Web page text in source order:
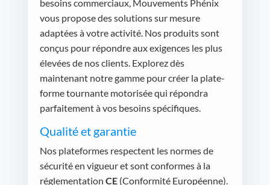
besoins commerciaux, Mouvements Phénix
vous propose des solutions sur mesure
adaptées à votre activité. Nos produits sont
conçus pour répondre aux exigences les plus
élevées de nos clients. Explorez dès
maintenant notre gamme pour créer la plate-
forme tournante motorisée qui répondra
parfaitement à vos besoins spécifiques.
Qualité et garantie
Nos plateformes respectent les normes de
sécurité en vigueur et sont conformes à la
réglementation CE(Conformité Européenne).